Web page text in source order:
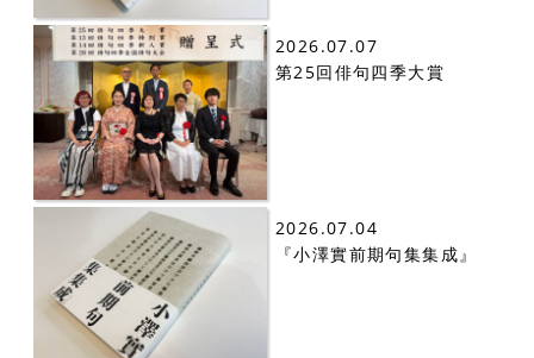
2026.07.07
第25回俳句四季大賞
2026.07.04
『小澤實前期句集集成』